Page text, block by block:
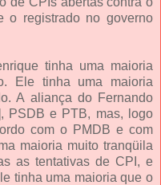
o registrado no governo
tinha uma maioria
Ele tinha uma maioria
A aliança do Fernando
PSDB e PTB, mas, logo
com o PMDB e com
maioria muito tranqüila
as tentativas de CPI, e
tinha uma maioria que o